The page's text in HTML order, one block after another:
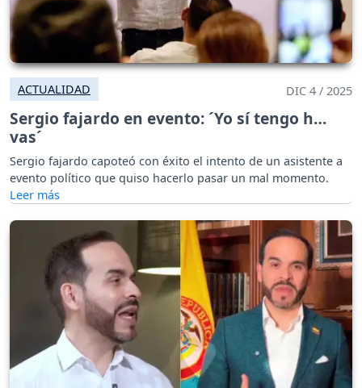
ACTUALIDAD DIC 4 / 2025
Sergio fajardo en evento: ´Yo sí tengo h…
vas´
Sergio fajardo capoteó con éxito el intento de un asistente a
evento político que quiso hacerlo pasar un mal momento.